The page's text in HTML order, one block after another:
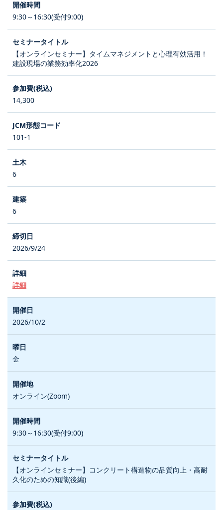
9:30～16:30(受付9:00)
【オンラインセミナー】タイムマネジメントと心理有効活用！
建設現場の業務効率化2026
14,300
101-1
6
6
2026/9/24
詳細
2026/10/2
金
オンライン(Zoom)
9:30～16:30(受付9:00)
【オンラインセミナー】コンクリート構造物の品質向上・高耐
久化のための知識(後編)